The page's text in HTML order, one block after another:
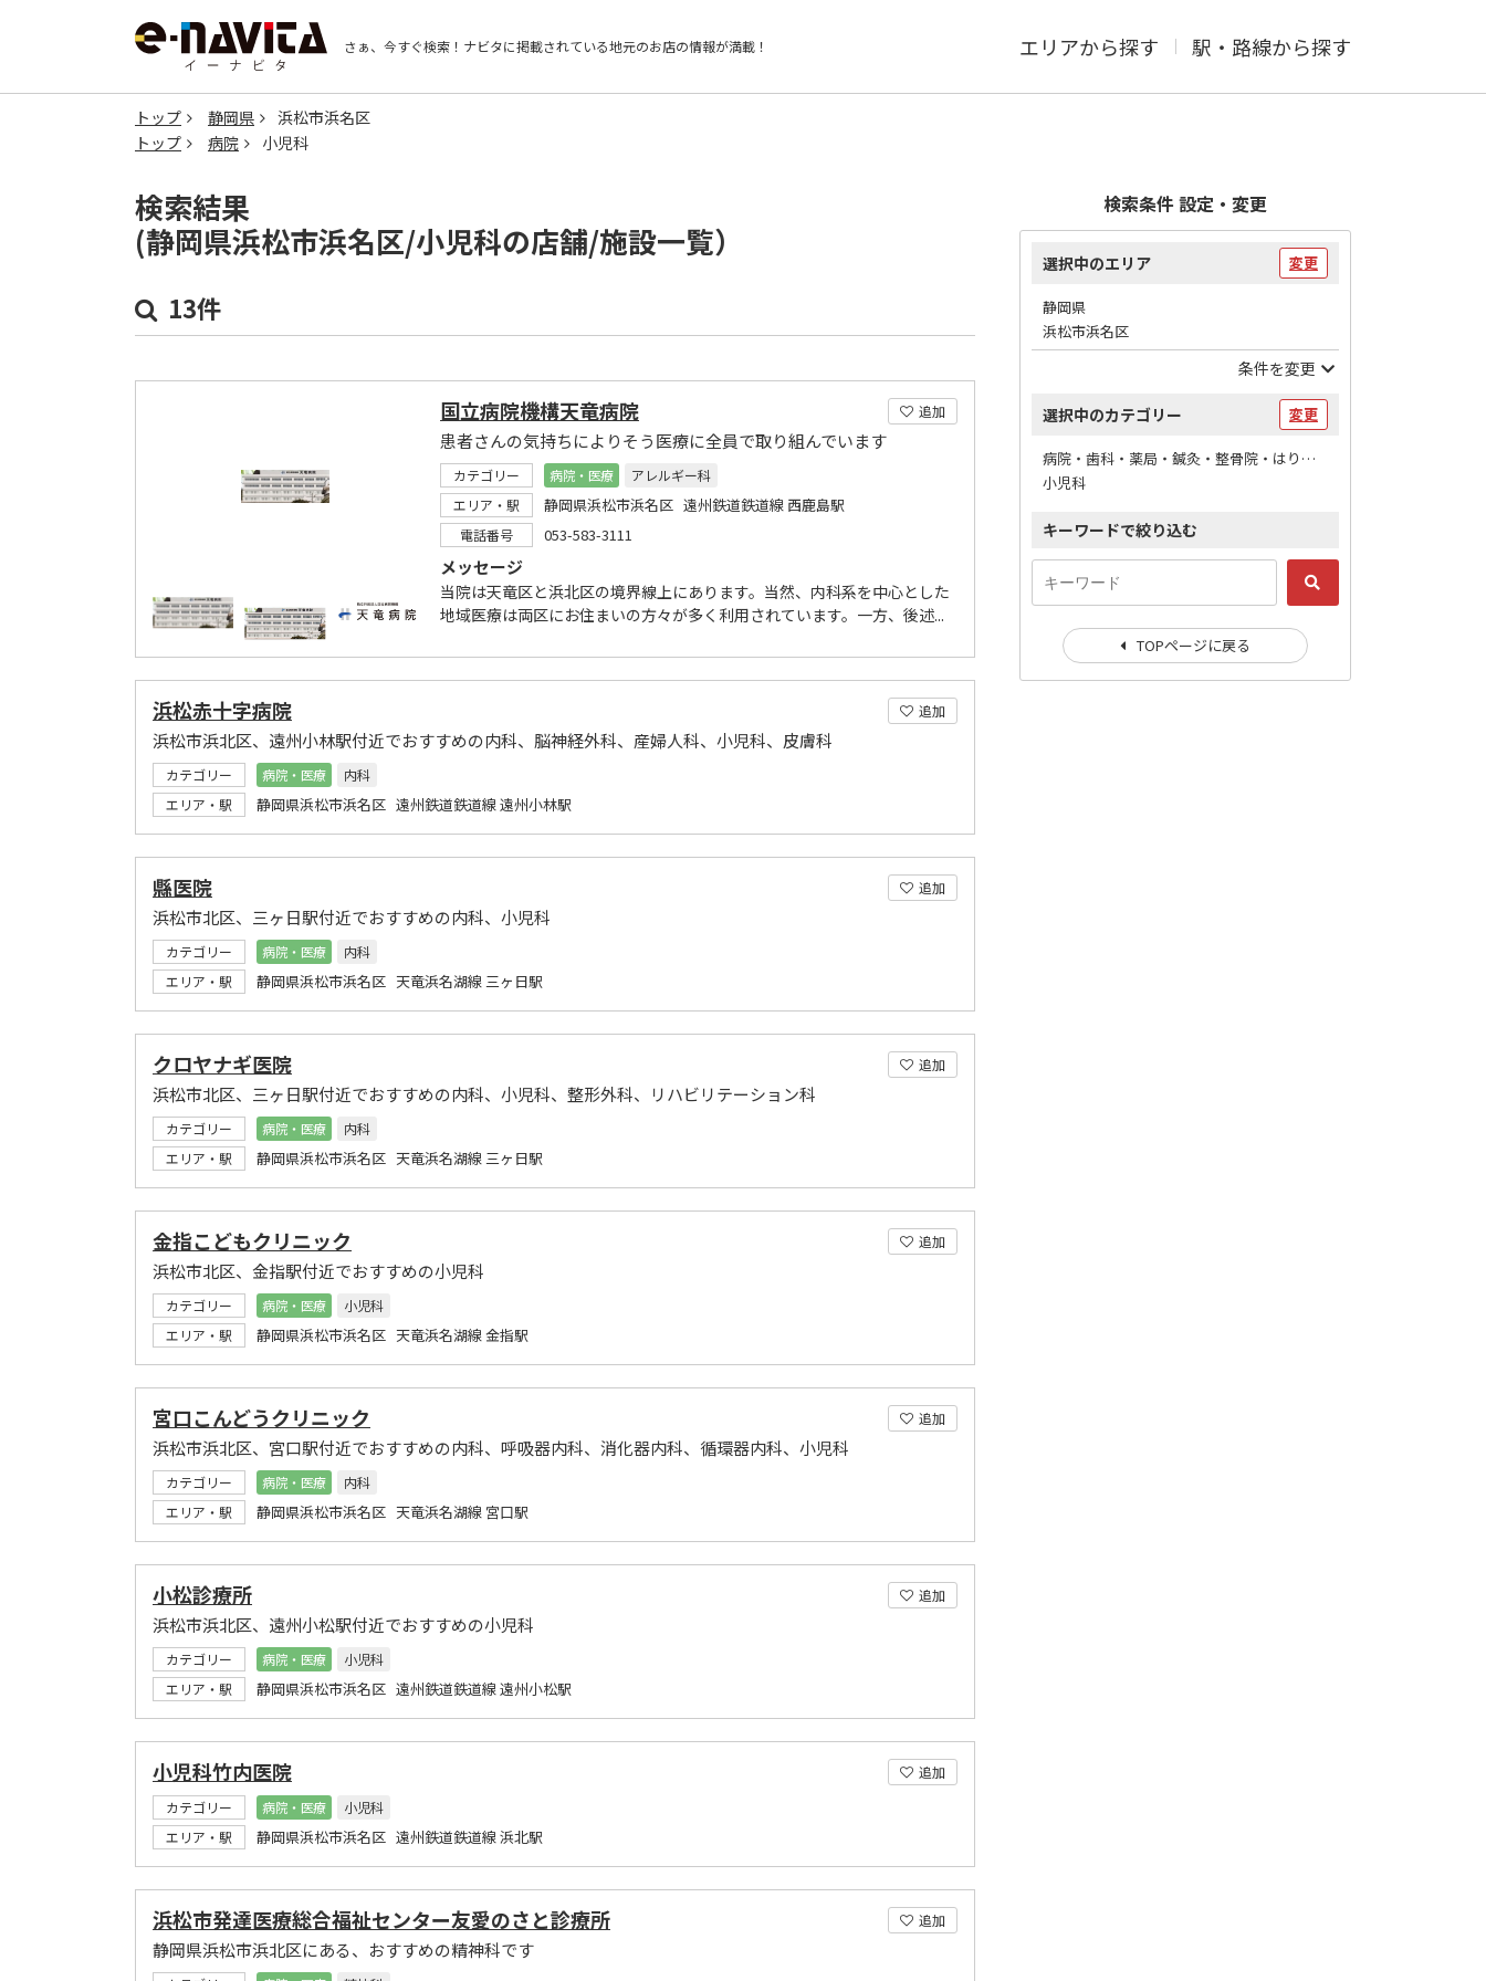
さぁ、今すぐ検索！ ナビタに掲載されている地元のお店の情報が満載！ エリアから探す 駅・路線から探す
トップ 静岡県
浜松市浜名区
トップ
病院 小児科
検索結果
(静岡県浜松市浜名区/小児科の店舗/施設一覧）
13件
追加
国立病院機構天竜病院
患者さんの気持ちによりそう医療に全員で取り組んでいます
カテゴリー 病院・医療
アレルギー科
エリア・駅
静岡県浜松市浜名区 遠州鉄道鉄道線 西鹿島駅
電話番号 053-583-3111
メッセージ
当院は天竜区と浜北区の境界線上にあります。当然、内科系を中心とした
地域医療は両区にお住まいの方々が多く利用されています。一方、後述...
追加
浜松赤十字病院
浜松市浜北区、遠州小林駅付近でおすすめの内科、脳神経外科、産婦人科、小児科、皮膚科
カテゴリー 病院・医療
内科
エリア・駅
静岡県浜松市浜名区 遠州鉄道鉄道線 遠州小林駅
追加
縣医院
浜松市北区、三ヶ日駅付近でおすすめの内科、小児科
カテゴリー 病院・医療
内科
エリア・駅
静岡県浜松市浜名区 天竜浜名湖線 三ヶ日駅
追加
クロヤナギ医院
浜松市北区、三ヶ日駅付近でおすすめの内科、小児科、整形外科、リハビリテーション科
カテゴリー 病院・医療
内科
エリア・駅
静岡県浜松市浜名区 天竜浜名湖線 三ヶ日駅
追加
金指こどもクリニック
浜松市北区、金指駅付近でおすすめの小児科
カテゴリー 病院・医療
小児科
エリア・駅
静岡県浜松市浜名区 天竜浜名湖線 金指駅
追加
宮口こんどうクリニック
浜松市浜北区、宮口駅付近でおすすめの内科、呼吸器内科、消化器内科、循環器内科、小児科
カテゴリー 病院・医療
内科
エリア・駅
静岡県浜松市浜名区 天竜浜名湖線 宮口駅
追加
小松診療所
浜松市浜北区、遠州小松駅付近でおすすめの小児科
カテゴリー 病院・医療
小児科
エリア・駅
静岡県浜松市浜名区 遠州鉄道鉄道線 遠州小松駅
追加
小児科竹内医院
カテゴリー 病院・医療
小児科
エリア・駅
静岡県浜松市浜名区 遠州鉄道鉄道線 浜北駅
追加
浜松市発達医療総合福祉センター友愛のさと診療所
静岡県浜松市浜北区にある、おすすめの精神科です
検索条件 設定・変更
選択中のエリア 変更
静岡県
浜松市浜名区
条件を変更
選択中のカテゴリー 変更
病院・歯科・薬局・鍼灸・整骨院・はりマッサージ / 病院
小児科
キーワードで絞り込む
TOPページに戻る